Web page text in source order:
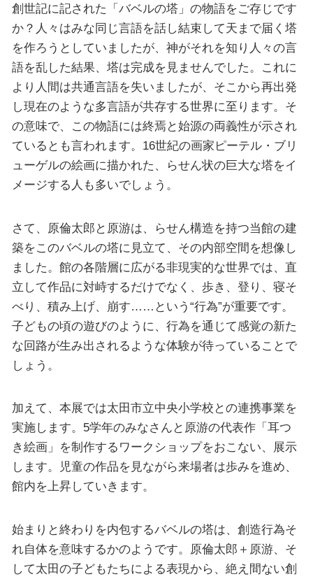
創世記に記された「バベルの塔」の物語をご存じです
か？人々はみな同じ言語を話し結束して天まで届く塔
を作ろうとしていましたが、神がそれを知り人々の言
語を乱した結果、塔は完成を見ませんでした。これに
より人間は共通言語を失いましたが、そこから再出発
し現在のような多言語が共存する世界に至ります。そ
の意味で、この物語には終焉と始源の両義性が示され
ているとも言われます。16世紀の画家ピーテル・ブリ
ューゲルの絵画に描かれた、らせん状の巨大な塔をイ
メージする人も多いでしょう。
さて、原倫太郎と原游は、らせん構造を持つ当館の建
築をこのバベルの塔に見立て、その内部空間を想像し
ました。館の各階層に広がる非現実的な世界では、直
立して作品に対峙するだけでなく、歩き、登り、寝そ
べり、積み上げ、崩す……という“行為”が重要です。
子どもの頃の遊びのように、行為を通じて感覚の新た
な回路が生み出されるような体験が待っていることで
しょう。
加えて、本展では太田市立中央小学校との連携事業を
実施します。5学年のみなさんと原游の代表作「耳つ
き絵画」を制作するワークショップをおこない、展示
します。児童の作品を見ながら来場者は歩みを進め、
館内を上昇していきます。
始まりと終わりを内包するバベルの塔は、創造行為そ
れ自体を意味するかのようです。原倫太郎＋原游、そ
して太田の子どもたちによる表現から、絶え間ない創